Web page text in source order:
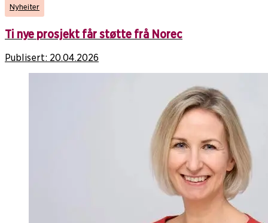
Nyheiter
Ti nye prosjekt får støtte frå Norec
Publisert: 20.04.2026